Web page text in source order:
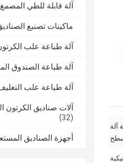
آلة قابلة للطي المصمغ
ماكينات تصنيع
آلة طباعة علب
آلة طباعة الصندوق
آلة طباعة علب
آلات صناديق الكرتون
(32)
أجهزة الصناديق
آلة